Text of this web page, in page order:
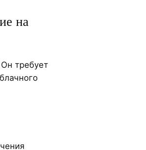
на
требует